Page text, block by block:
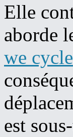
Elle
aborde
we cycle
est